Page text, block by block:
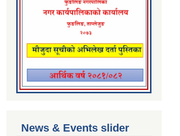
News & Events slider